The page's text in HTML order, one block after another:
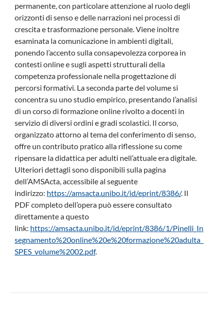
permanente, con particolare attenzione al ruolo degli
orizzonti di senso e delle narrazioni nei processi di
crescita e trasformazione personale. Viene inoltre
esaminata la comunicazione in ambienti digitali,
ponendo l’accento sulla consapevolezza corporea in
contesti online e sugli aspetti strutturali della
competenza professionale nella progettazione di
percorsi formativi. La seconda parte del volume si
concentra su uno studio empirico, presentando l’analisi
di un corso di formazione online rivolto a docenti in
servizio di diversi ordini e gradi scolastici. Il corso,
organizzato attorno al tema del conferimento di senso,
offre un contributo pratico alla riflessione su come
ripensare la didattica per adulti nell’attuale era digitale.
Ulteriori dettagli sono disponibili sulla pagina
dell’AMSActa, accessibile al seguente
indirizzo: https://amsacta.unibo.it/id/eprint/8386/. Il
PDF completo dell’opera può essere consultato
direttamente a questo
link: https://amsacta.unibo.it/id/eprint/8386/1/Pinelli_In
segnamento%20online%20e%20formazione%20adulta_
SPES_volume%2002.pdf.